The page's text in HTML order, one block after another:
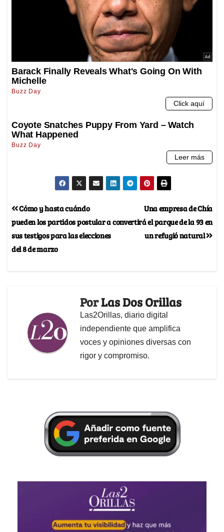
Una empresa de Chía
convertirá el parque de la 93 en
un refugió natural
Cómo y hasta cuándo
pueden los partidos postular a
sus testigos para las elecciones
del 8 de marzo
PorLas Dos Orillas
Las2Orillas, diario digital
independiente que amplifica
voces y opiniones diversas con
rigor y compromiso.